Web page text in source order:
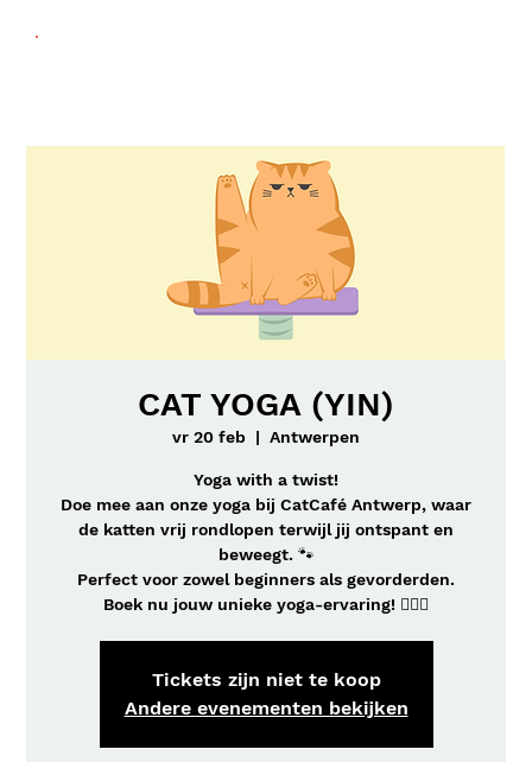
CAT YOGA (YIN)
vr 20 feb
  |
Antwerpen
Yoga with a twist!
Doe mee aan onze yoga bij CatCafé Antwerp, waar
de katten vrij rondlopen terwijl jij ontspant en
beweegt. 🐾
Perfect voor zowel beginners als gevorderden.
Boek nu jouw unieke yoga-ervaring! 🧘‍♀️✨
Tickets zijn niet te koop
Andere evenementen bekijken